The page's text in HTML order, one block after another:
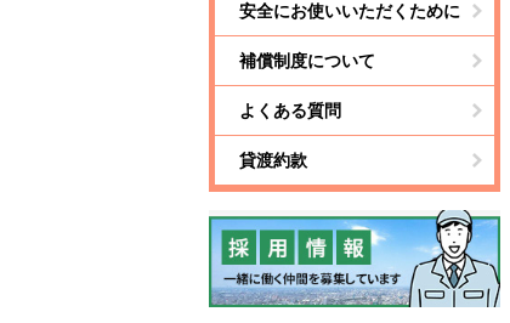
安全にお使いいただくために
補償制度について
よくある質問
貸渡約款